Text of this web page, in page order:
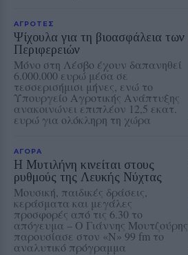
ΑΓΡΟΤΕΣ
Ψίχουλα για τη βιοασφάλεια των
Περιφερειών
Μόνο στη Λέσβο έχουν δαπανηθεί
6.000.000 ευρώ μέσα σε
τεσσερισήμισι μήνες, ενώ το
Υπουργείο Αγροτικής Ανάπτυξης
ανακοινώνει επιπλέον 12,5 εκατ.
ευρώ για ολόκληρη τη χώρα
ΑΓΟΡΑ
Η Μυτιλήνη κινείται στους
ρυθμούς της Λευκής Νύχτας
Μουσική, παιδικές δράσεις,
κεράσματα και μεγάλες
προσφορές από τις 6.30 το
απόγευμα – Ο Γιάννης Μουτζούρης
παρουσίασε στον «Ν» 99 fm το
αναλυτικό πρόγραμμα